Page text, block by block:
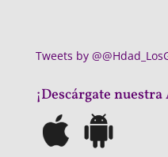
Tweets by
¡Descárgate nuestra